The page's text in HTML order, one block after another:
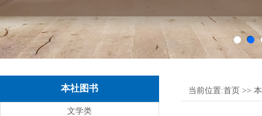
本社图书
文学类
当前位置:首页 >>